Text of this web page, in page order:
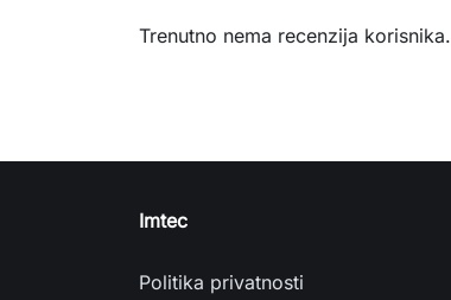
Trenutno nema recenzija korisnika.
Imtec
Politika privatnosti